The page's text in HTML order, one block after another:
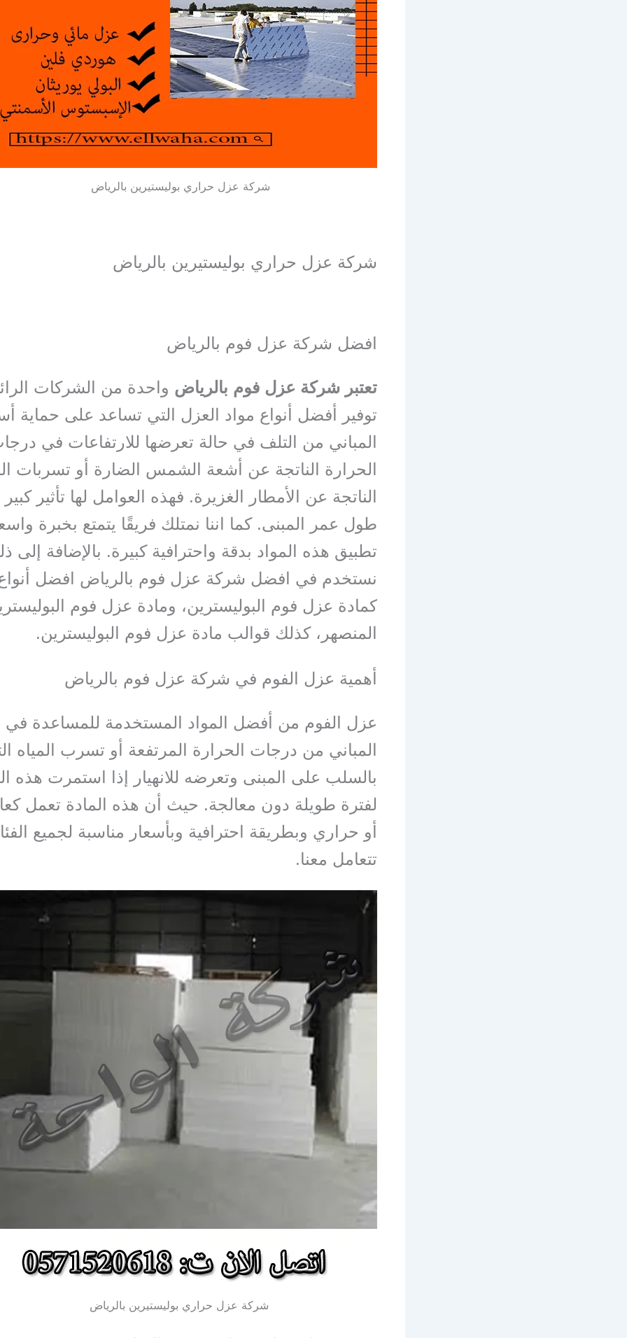
شركة عزل حراري بوليستيرين بالرياض
شركة عزل حراري بوليستيرين بالرياض
افضل شركة عزل فوم بالرياض
تعتبر شركة عزل فوم بالرياض واحدة من الشركات
توفير أفضل أنواع مواد العزل التي تساعد على حماية
المباني من التلف في حالة تعرضها للارتفاعات في
الحرارة الناتجة عن أشعة الشمس الضارة أو تسربات
الناتجة عن الأمطار الغزيرة. فهذه العوامل لها تأثير
طول عمر المبنى. كما اننا نمتلك فريقًا يتمتع بخبرة
تطبيق هذه المواد بدقة واحترافية كبيرة. بالإضافة إلى
نستخدم في افضل شركة عزل فوم بالرياض افضل أنواع
كمادة عزل فوم البوليسترين، ومادة عزل فوم
المنصهر، كذلك قوالب مادة عزل فوم البوليسترين.
أهمية عزل الفوم في شركة عزل فوم بالرياض
عزل الفوم من أفضل المواد المستخدمة للمساعدة في
المباني من درجات الحرارة المرتفعة أو تسرب المياه
بالسلب على المبنى وتعرضه للانهيار إذا استمرت هذه
لفترة طويلة دون معالجة. حيث أن هذه المادة تعمل
أو حراري وبطريقة احترافية وبأسعار مناسبة لجميع
تتعامل معنا.
شركة عزل حراري بوليستيرين بالرياض